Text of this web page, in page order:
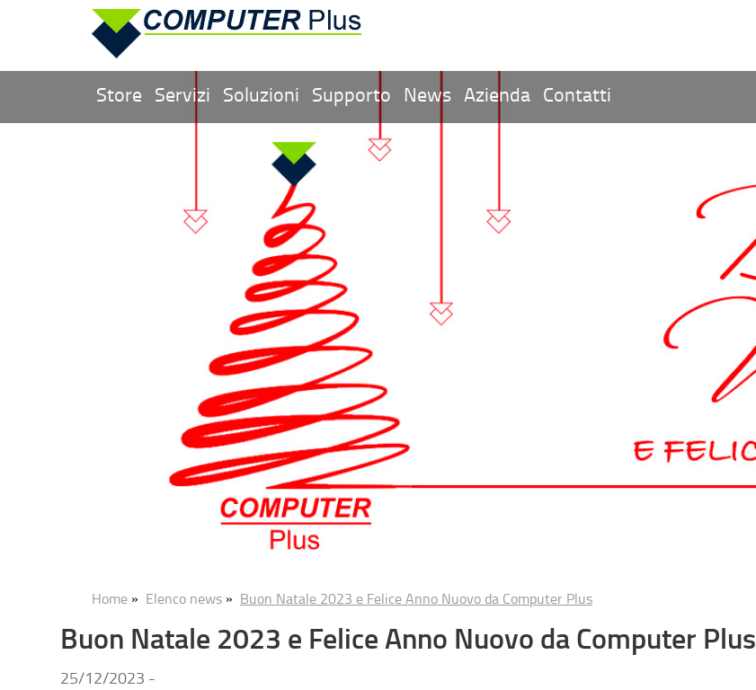
Store Servizi Soluzioni Supporto News Azienda Contatti
Home » Elenco news » Buon Natale 2023 e Felice Anno Nuovo da Computer Plus
Buon Natale 2023 e Felice Anno Nuovo da Computer Plus
25/12/2023 -